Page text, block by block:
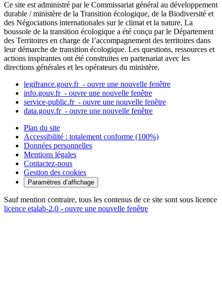
Ce site est administré par le Commissariat général au développement
durable / ministère de la Transition écologique, de la Biodiversité et
des Négociations internationales sur le climat et la nature. La
boussole de la transition écologique a été conçu par le Département
des Territoires en charge de l’accompagnement des territoires dans
leur démarche de transition écologique. Les questions, ressources et
actions inspirantes ont été construites en partenariat avec les
directions générales et les opérateurs du ministère.
legifrance.gouv.fr - ouvre une nouvelle fenêtre
info.gouv.fr - ouvre une nouvelle fenêtre
service-public.fr - ouvre une nouvelle fenêtre
data.gouv.fr - ouvre une nouvelle fenêtre
Plan du site
Accessibilité : totalement conforme (100%)
Données personnelles
Mentions légales
Contactez-nous
Gestion des cookies
Paramètres d’affichage
Sauf mention contraire, tous les contenus de ce site sont sous licence
licence etalab-2.0 - ouvre une nouvelle fenêtre